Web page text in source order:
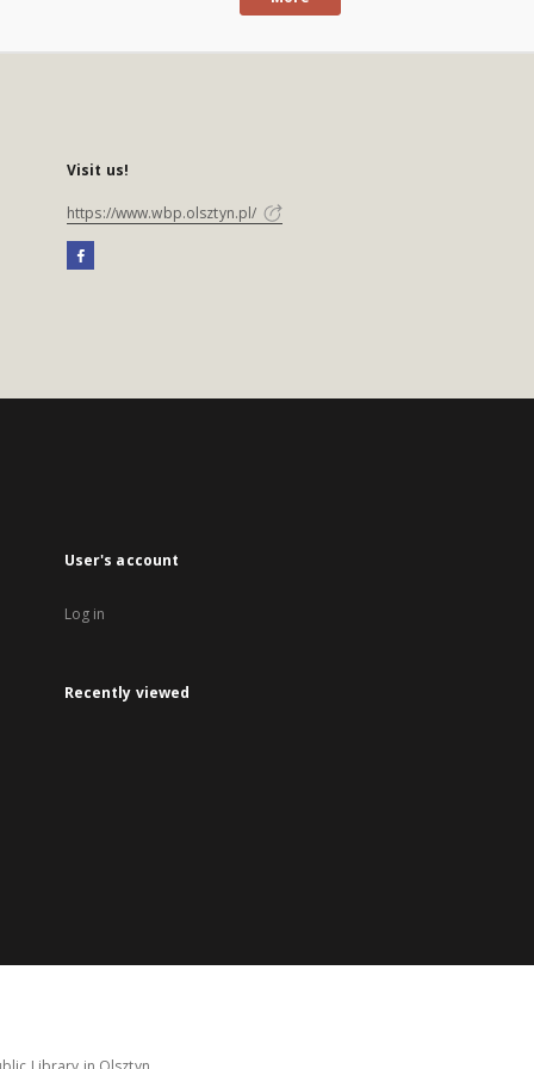
Visit us!
https://www.wbp.olsztyn.pl/
User's account
Log in
Recently viewed